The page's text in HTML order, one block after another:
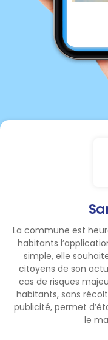
La commune est
habitants
simple, elle
citoyens de son
cas de risques
habitants, sans
publicité, permet
le